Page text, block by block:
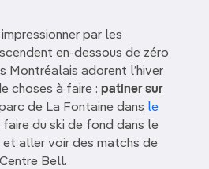
par les
en-dessous de zéro
Montréalais adorent l’hiver
choses à faire : patiner sur
de La Fontaine dans le
faire du ski de fond dans le
et aller voir des matchs de
Bell.